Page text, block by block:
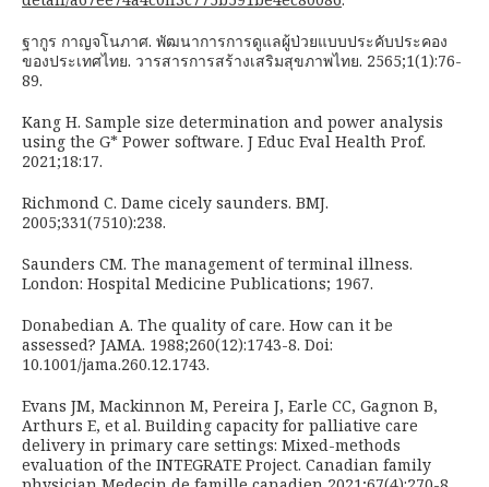
ฐากูร กาญจโนภาศ. พัฒนาการการดูแลผู้ป่วยแบบประคับประคอง
ของประเทศไทย. วารสารการสร้างเสริมสุขภาพไทย. 2565;1(1):76-
89.
Kang H. Sample size determination and power analysis
using the G* Power software. J Educ Eval Health Prof.
2021;18:17.
Richmond C. Dame cicely saunders. BMJ.
2005;331(7510):238.
Saunders CM. The management of terminal illness.
London: Hospital Medicine Publications; 1967.
Donabedian A. The quality of care. How can it be
assessed? JAMA. 1988;260(12):1743-8. Doi:
10.1001/jama.260.12.1743.
Evans JM, Mackinnon M, Pereira J, Earle CC, Gagnon B,
Arthurs E, et al. Building capacity for palliative care
delivery in primary care settings: Mixed-methods
evaluation of the INTEGRATE Project. Canadian family